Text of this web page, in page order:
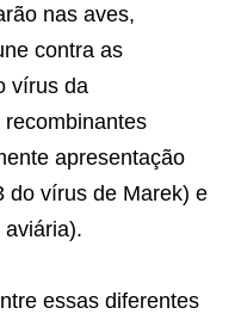
nas aves,
contra as
vírus da
apresentação
do vírus de Marek) e
essas diferentes